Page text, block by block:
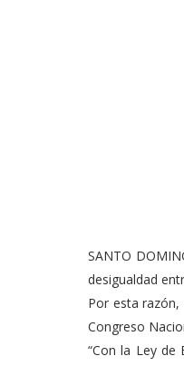
SANTO
desigualdad
Por esta
Congreso
“Con la Ley